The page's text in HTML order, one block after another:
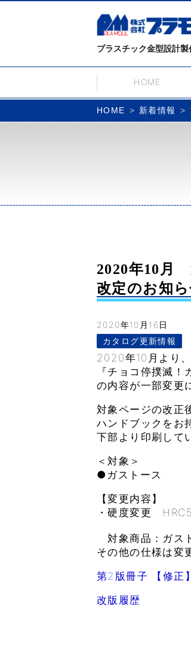
プラスチック金型設計
HOME
HOME 新着情報
2020年10月
改定のお知
2020年10月16日
カタログ更新情報
2020年10月より
『チョコ停撲滅
の内容が一部変更
対象ページの改正
ハンドブックをお
下部より印刷して
＜対象＞
●ガストース
【変更内容】
・硬度変更
対象商品：ガス
その他の仕様は変
第2版冊子 【修正
改版履歴